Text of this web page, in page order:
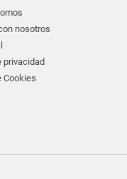
nosotros
privacidad
Cookies